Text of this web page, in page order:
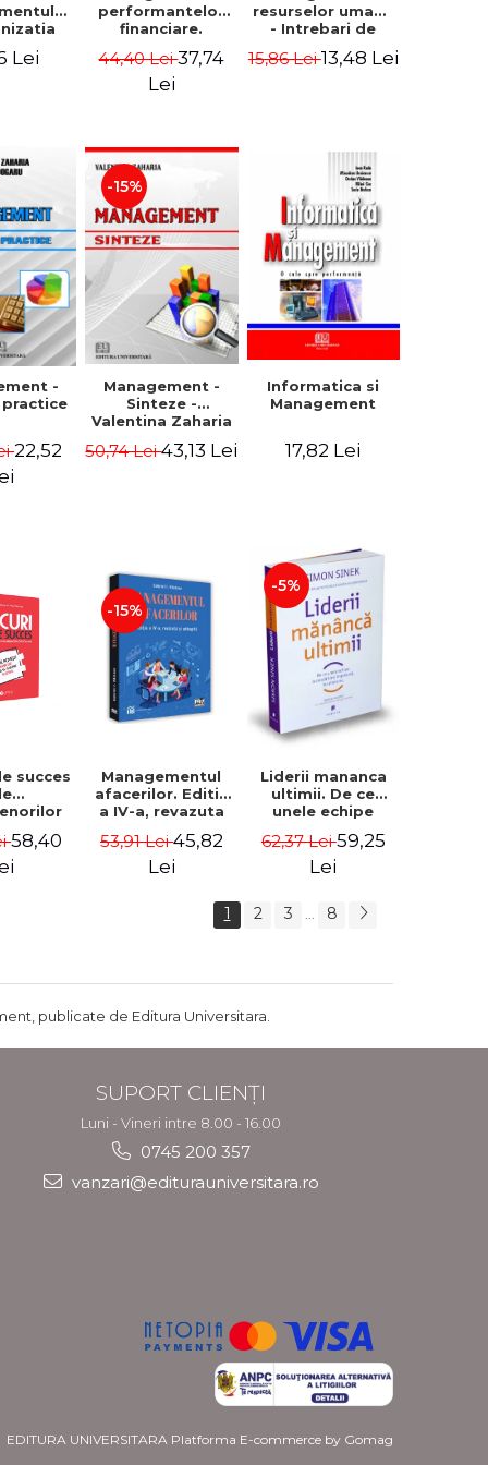
Lei
performantelor
financiare.
Modele.
Instrumente
44,40 Lei37,74
Lei
resurselor umane
- Intrebari de
grila
15,86 Lei13,48 Lei
-
22,52
-15%
Management -
Sinteze -
Valentina Zaharia
50,74 Lei43,13 Lei
Informatica si
Management
17,82 Lei
succes
sa-ti
58,40
-15%
Managementul
afacerilor. Editia
a IV-a, revazuta
Gabriel I. Nastase
53,91 Lei45,82
Lei
-5%
Liderii mananca
ultimii. De ce
unele echipe
impreuna, iar
altele nu. Editia a
62,37 Lei59,25
Lei
1 2 3 8
publicate de Editura Universitara.
SUPORT CLIENȚI
Luni - Vineri intre 8.00 - 16.00
0745 200 357
vanzari@editurauniversitara.ro
EDITURA UNIVERSITARA Platforma E-commerce by Gomag